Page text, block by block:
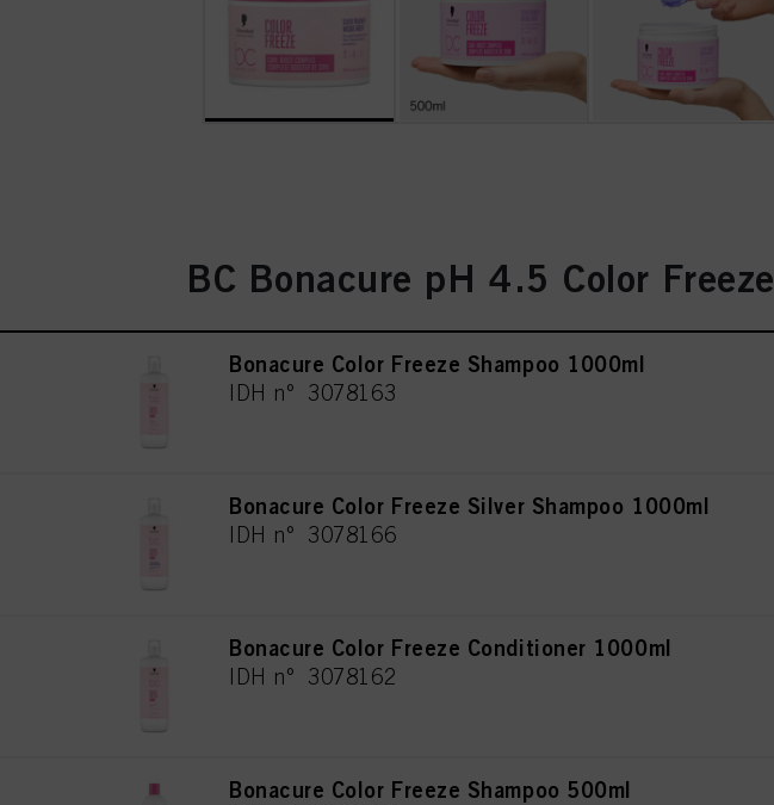
BC Bonacure pH 4.5 Color Freeze
Bonacure Color Freeze Shampoo 1000ml
IDH n° 3078163
Bonacure Color Freeze Silver Shampoo 1000ml
IDH n° 3078166
Bonacure Color Freeze Conditioner 1000ml
IDH n° 3078162
Bonacure Color Freeze Shampoo 500ml